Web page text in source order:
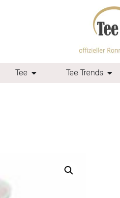
Tee Tee Trends